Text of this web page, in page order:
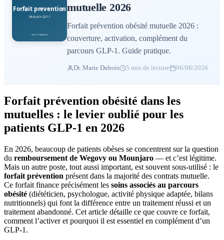
mutuelle 2026
Forfait prévention obésité mutuelle 2026 :
couverture, activation, complément du
parcours GLP-1. Guide pratique.
Dr. Marie Dubois 5 min de lecture 06/08/2026
Forfait prévention obésité dans les
mutuelles : le levier oublié pour les
patients GLP-1 en 2026
En 2026, beaucoup de patients obèses se concentrent sur la question
du remboursement de Wegovy ou Mounjaro — et c’est légitime.
Mais un autre poste, tout aussi important, est souvent sous-utilisé : le
forfait prévention présent dans la majorité des contrats mutuelle.
Ce forfait finance précisément les soins associés au parcours
obésité (diététicien, psychologue, activité physique adaptée, bilans
nutritionnels) qui font la différence entre un traitement réussi et un
traitement abandonné. Cet article détaille ce que couvre ce forfait,
comment l’activer et pourquoi il est essentiel en complément d’un
GLP-1.